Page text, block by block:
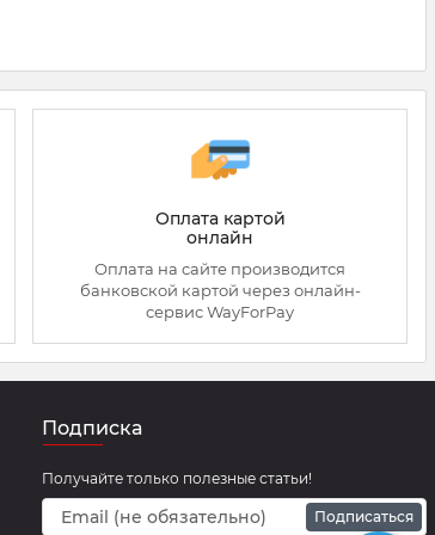
Оплата картой
онлайн
Оплата на сайте производится
банковской картой через онлайн-
сервис WayForPay
Подписка
Получайте только полезные статьи!
Подписаться